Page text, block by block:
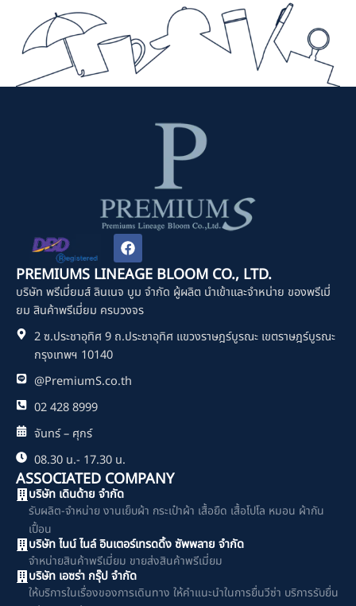
F
a
c
e
b
o
k
PREMIUMS LINEAGE BLOOM CO., LTD.
บริษัท พรีเมี่ยมส์ ลินเนจ บูม จำกัด ผู้ผลิต นำเข้าและจำหน่าย ของพรีเมี่
ยม สินค้าพรีเมี่ยม ครบวงจร
2 ซ.ประชาอุทิศ 9 ถ.ประชาอุทิศ แขวงราษฎร์บูรณะ เขตราษฎร์บูรณะ
กรุงเทพฯ 10140
@PremiumS.co.th
02 428 8999
จันทร์ – ศุกร์
08.30 น.- 17.30 น.
ASSOCIATED COMPANY
บริษัท เดินด้าย จำกัด
รับผลิต-จำหน่าย งานเย็บผ้า กระเป๋าผ้า เสื้อยืด เสื้อโปโล หมอน ผ้ากัน
เปื้อน
บริษัท ไนน์ ไนล์ อินเตอร์เทรดดิ้ง ซัพพลาย จำกัด
จำหน่ายสินค้าพรีเมี่ยม ขายส่งสินค้าพรีเมี่ยม
บริษัท เอซร่า กรุ๊ป จำกัด
ให้บริการในเรื่องของการเดินทาง ให้คำแนะนำในการยื่นวีซ่า บริการรับยื่น